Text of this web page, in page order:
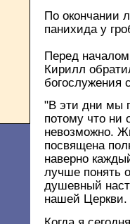
По окончании
панихида у
Перед
Кирилл
"В эти дни мы
потому что ни
невозможно.
посвящена
наверно
лучше понять
душевный
нашей Церкви.